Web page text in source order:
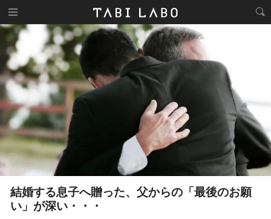
結婚する息子へ贈った、父からの「最後のお願
い」が深い・・・